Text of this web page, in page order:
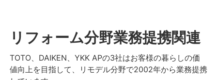
リフォーム分野業務提携関連
TOTO、DAIKEN、YKK APの3社はお客様の暮らしの価
値向上を目指して、リモデル分野で2002年から業務提携